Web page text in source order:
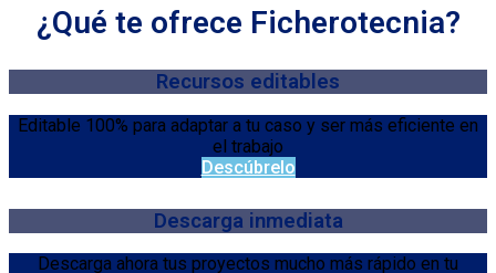
¿Qué te ofrece Ficherotecnia?
Recursos editables
Editable 100% para adaptar a tu caso y ser más eficiente en
el trabajo
Descúbrelo
Descarga inmediata
Descarga ahora tus proyectos mucho más rápido en tu